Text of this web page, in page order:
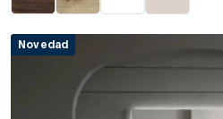
Novedad